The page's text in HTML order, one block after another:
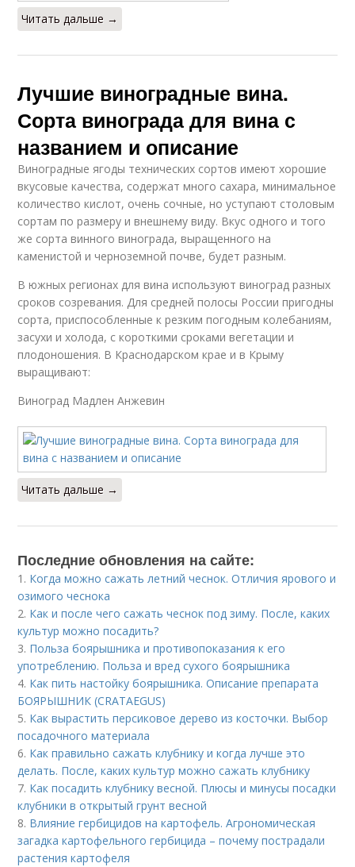
Читать дальше →
Лучшие виноградные вина.
Сорта винограда для вина с
названием и описание
Виноградные ягоды технических сортов имеют хорошие
вкусовые качества, содержат много сахара, минимальное
количество кислот, очень сочные, но уступают столовым
сортам по размеру и внешнему виду. Вкус одного и того
же сорта винного винограда, выращенного на
каменистой и черноземной почве, будет разным.
В южных регионах для вина используют виноград разных
сроков созревания. Для средней полосы России пригодны
сорта, приспособленные к резким погодным колебаниям,
засухи и холода, с короткими сроками вегетации и
плодоношения. В Краснодарском крае и в Крыму
выращивают:
Виноград Мадлен Анжевин
Читать дальше →
Последние обновления на сайте:
1. Когда можно сажать летний чеснок. Отличия ярового и
озимого чеснока
2. Как и после чего сажать чеснок под зиму. После, каких
культур можно посадить?
3. Польза боярышника и противопоказания к его
употреблению. Польза и вред сухого боярышника
4. Как пить настойку боярышника. Описание препарата
БОЯРЫШНИК (CRATAEGUS)
5. Как вырастить персиковое дерево из косточки. Выбор
посадочного материала
6. Как правильно сажать клубнику и когда лучше это
делать. После, каких культур можно сажать клубнику
7. Как посадить клубнику весной. Плюсы и минусы посадки
клубники в открытый грунт весной
8. Влияние гербицидов на картофель. Агрономическая
загадка картофельного гербицида – почему пострадали
растения картофеля